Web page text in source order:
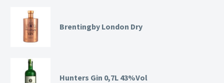
Brentingby London Dry
Hunters Gin 0,7L 43%Vol